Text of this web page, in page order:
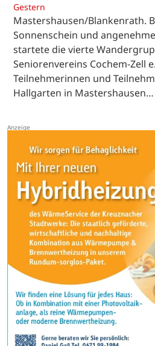
Gestern
Mastershausen/Blankenrath.
Sonnenschein und
startete die vierte
Seniorenvereins Cochem-Zell
Teilnehmerinnen und
Hallgarten in Mastershausen…